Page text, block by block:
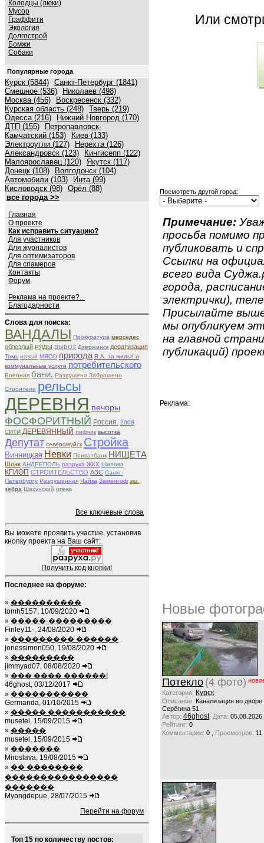
Колодцы (люки)
Мусор
Граффити
Экология
Долгострой
Бомжи
Собаки
Популярные города
Курск (5844) Санкт-Петербург (1841)
Смешное (536)
Николаев (498)
Москва (456)
Воскресенск (332)
Курская область (248) Тверь (219)
Одесса (216)
Нижний Новгород (170)
ДТП (155)
Петропавловск-
Камчатский (153)
Киев (133)
Электроугли (127)
Нерехта (126)
Александровск (123)
Кингисепп (122)
Малоярославец (120) Якутск (117)
Донецк (108)
Волгодонск (104)
Автомобили (103)
Инта (99)
Кисловодск (98) Орёл (88)
все города >>
Главная
О проекте
Как исправить ситуацию?
Для участников
Для журналистов
Для оптимизаторов
Для спамеров
Контакты
Форум
Реклама на проекте?...
Благодарности
Слова для поиска:
ВАНДАЛЫ Прокуратура мерседес
облезлый РЯДЫ ВЫВОЗ Дзержинск дератизация
Томь новый МЯСО природа В.А. за жильё и
коммунальные услуги потребительского
Военная бани. Разрушено Заброшено
Строители рельсы
ДЕРЕВНЯ печоры
ФОСФОРИТНЫЙ Россия. 2008
СИТИ ДЕРЕВЯННЫЙ лифчик высотка
Депутат северомуйск Стройка
Винницкая Невки Приватбанк НИЩЕТА
Шлак АНДРЕПОЛЬ разруха ЖКХ Шилова
КГИОП СТРОИТЕЛЬСТВО АЗС Санкт-
Петербургу Разрушенная Чайка Заменгоф экз.
зебра Шахунский опека
Все ключевые слова
Вы можете проявить участие, установив
кнопку проекта на Ваш сайт:
Получить код кнопки!
Последнее на форуме:
» ����������
tomh5157, 10/09/2020
» �����-���������
Finley11-, 24/08/2020
» ��������� ������
jonessimon050, 19/08/2020
» ���������
jimmyad07, 08/08/2020
» ��� ���� ������!
46ghost, 03/12/2017
» �����������
Germanda, 01/10/2015
» ����� �����������
musetel, 15/09/2015
» �����
musetel, 15/09/2015
» �������
Miroslava, 19/08/2015
» �� ��������
����������������
�������
Myongdepue, 28/07/2015
Перейти на форум
Топ 15 по количеству постов:
Или
Посмотреть другой город:
Примечание:
просьба помимо
публиковать и
Ссылки на
всего вида
города,
электрички),
Присылайте
мы опубликуем
на главной
публикаций)
Реклама:
Новые
Потекло (4 фото)
Категория: Курск
Описание: Канализация во
Серёгина 51.
Автор: 46ghost Дата: 05.08.2026
Рейтинг: 0
Комментарии: 0 , Просмотров: 11